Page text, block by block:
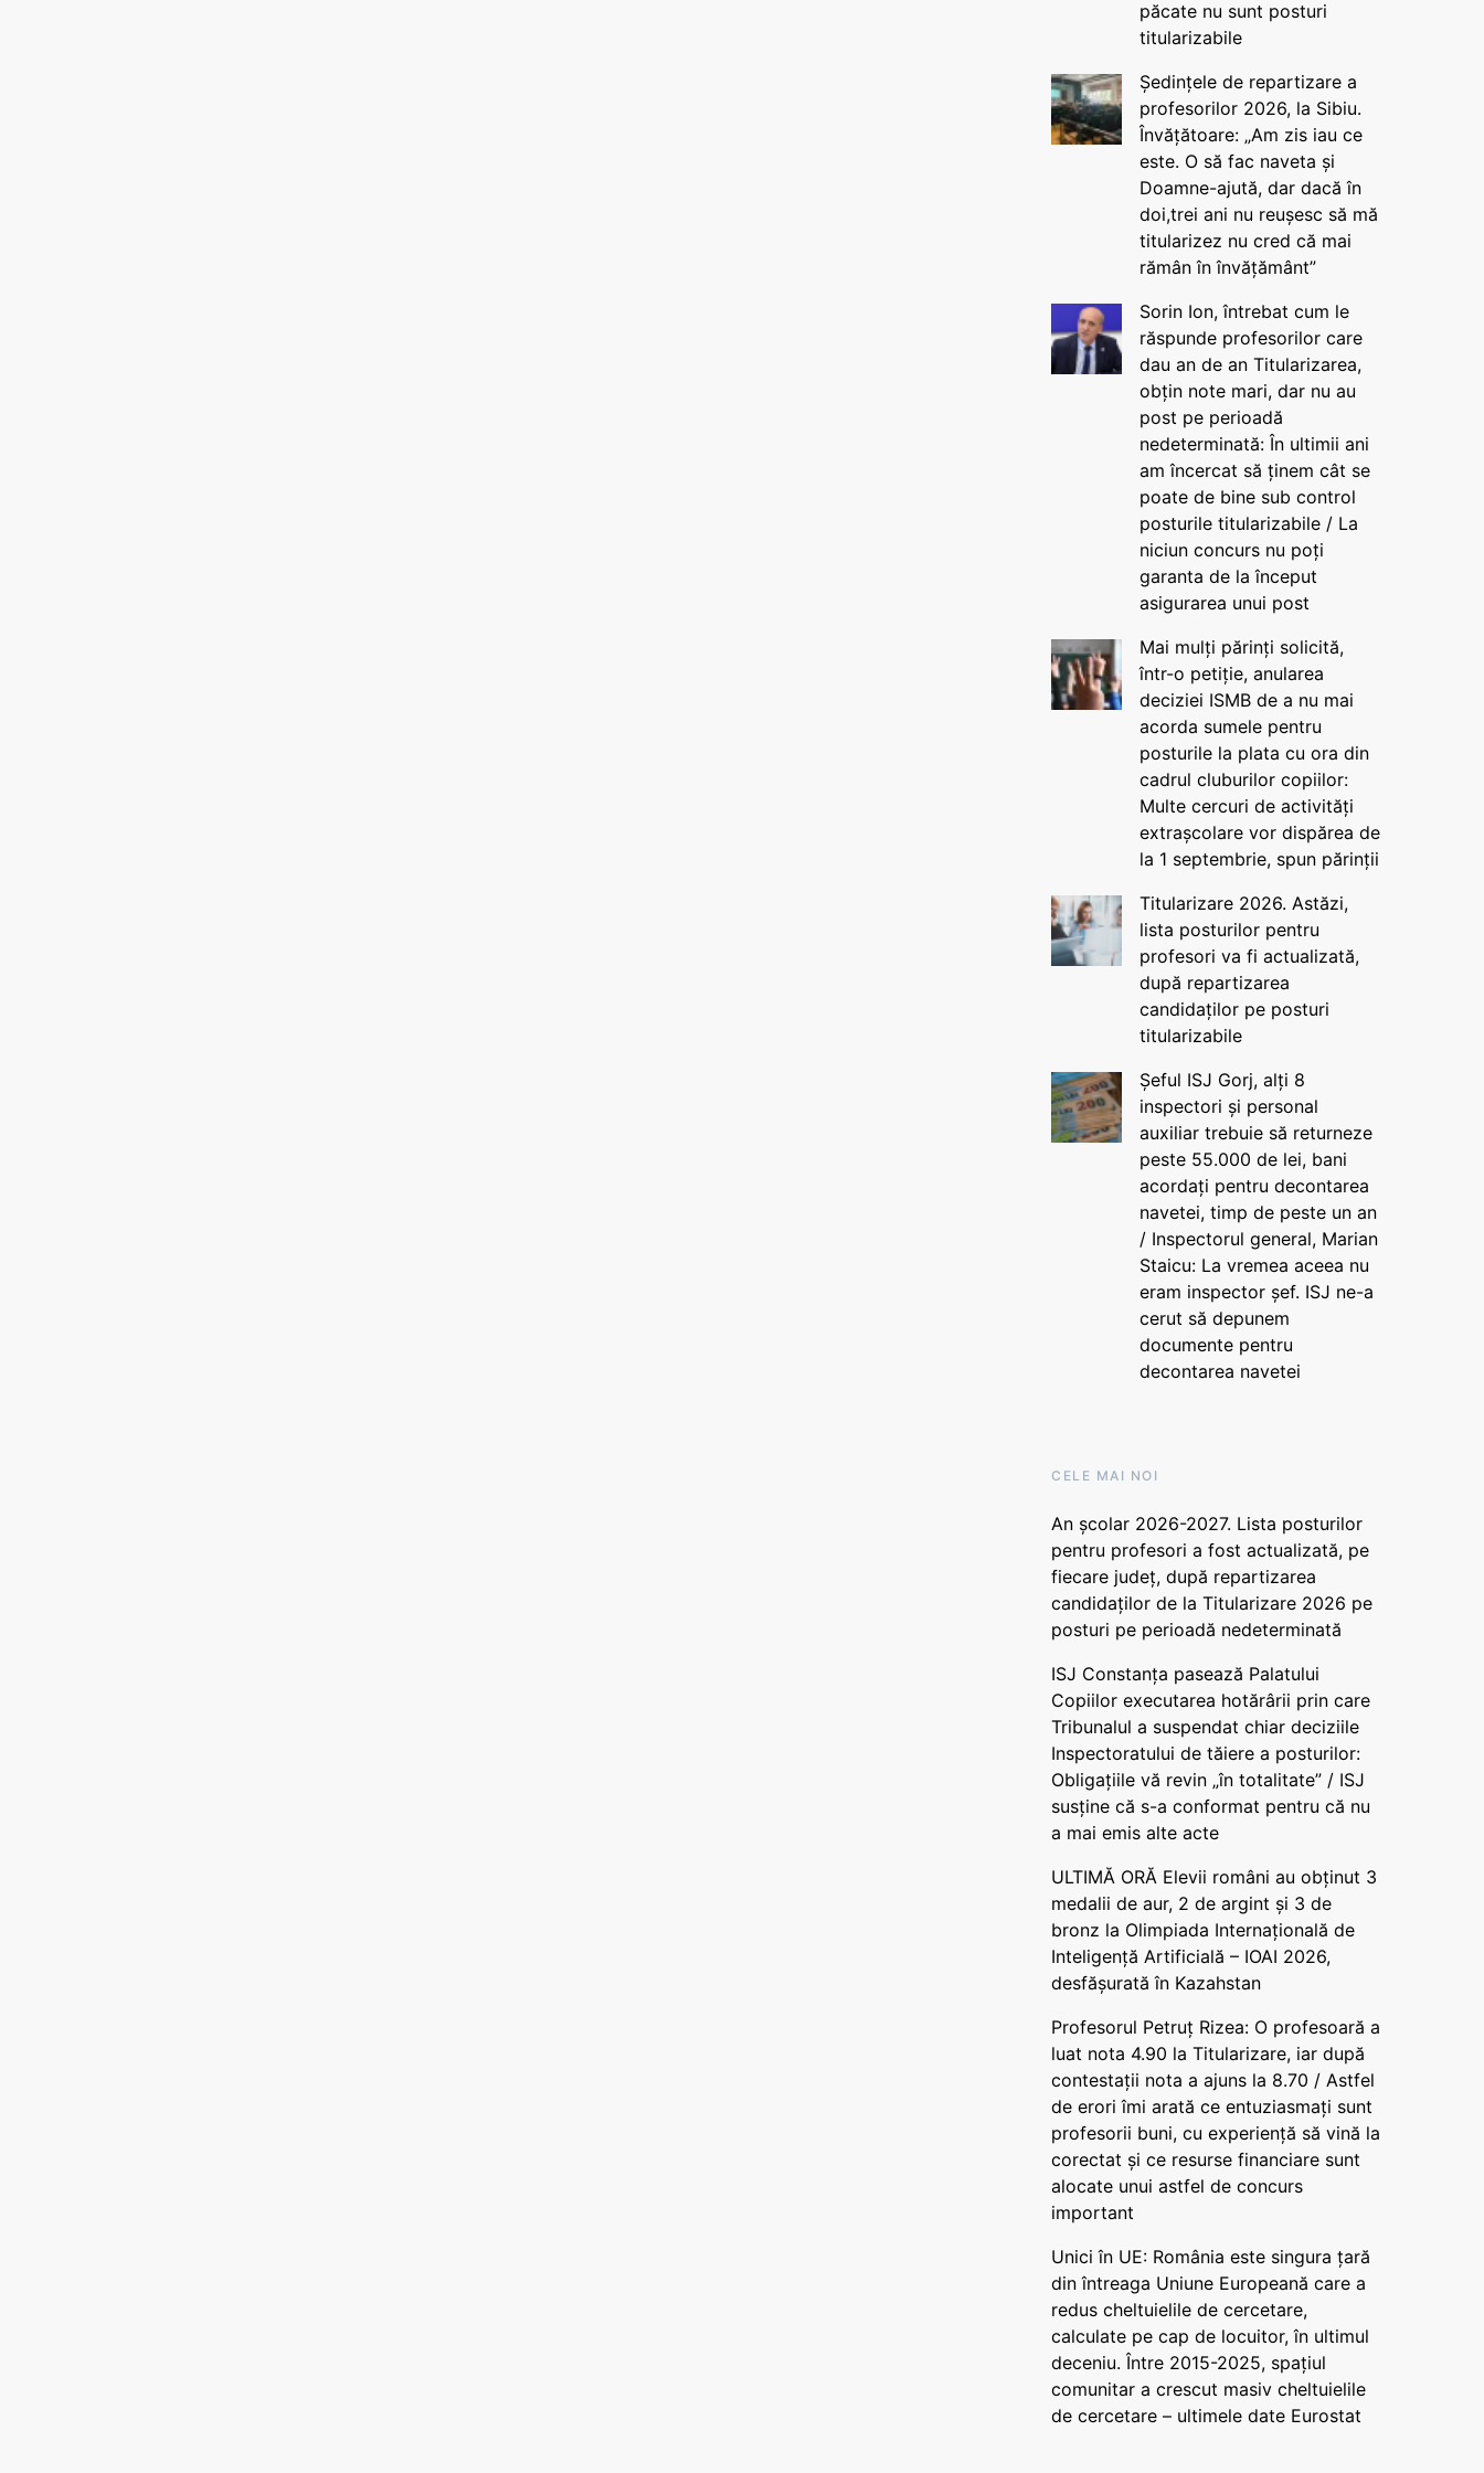
păcate nu sunt posturi
titularizabile
Ședințele de repartizare a
profesorilor 2026, la Sibiu.
Învățătoare: „Am zis iau ce
este. O să fac naveta și
Doamne-ajută, dar dacă în
doi,trei ani nu reușesc să mă
titularizez nu cred că mai
rămân în învățământ”
Sorin Ion, întrebat cum le
răspunde profesorilor care
dau an de an Titularizarea,
obțin note mari, dar nu au
post pe perioadă
nedeterminată: În ultimii ani
am încercat să ținem cât se
poate de bine sub control
posturile titularizabile / La
niciun concurs nu poți
garanta de la început
asigurarea unui post
Mai mulți părinți solicită,
într-o petiție, anularea
deciziei ISMB de a nu mai
acorda sumele pentru
posturile la plata cu ora din
cadrul cluburilor copiilor:
Multe cercuri de activități
extrașcolare vor dispărea de
la 1 septembrie, spun părinții
Titularizare 2026. Astăzi,
lista posturilor pentru
profesori va fi actualizată,
după repartizarea
candidaților pe posturi
titularizabile
Șeful ISJ Gorj, alți 8
inspectori și personal
auxiliar trebuie să returneze
peste 55.000 de lei, bani
acordați pentru decontarea
navetei, timp de peste un an
/ Inspectorul general, Marian
Staicu: La vremea aceea nu
eram inspector șef. ISJ ne-a
cerut să depunem
documente pentru
decontarea navetei
CELE MAI NOI
An școlar 2026-2027. Lista posturilor
pentru profesori a fost actualizată, pe
fiecare județ, după repartizarea
candidaților de la Titularizare 2026 pe
posturi pe perioadă nedeterminată
ISJ Constanța pasează Palatului
Copiilor executarea hotărârii prin care
Tribunalul a suspendat chiar deciziile
Inspectoratului de tăiere a posturilor:
Obligațiile vă revin „în totalitate” / ISJ
susține că s-a conformat pentru că nu
a mai emis alte acte
ULTIMĂ ORĂ Elevii români au obținut 3
medalii de aur, 2 de argint și 3 de
bronz la Olimpiada Internațională de
Inteligență Artificială – IOAI 2026,
desfășurată în Kazahstan
Profesorul Petruț Rizea: O profesoară a
luat nota 4.90 la Titularizare, iar după
contestații nota a ajuns la 8.70 / Astfel
de erori îmi arată ce entuziasmați sunt
profesorii buni, cu experiență să vină la
corectat și ce resurse financiare sunt
alocate unui astfel de concurs
important
Unici în UE: România este singura țară
din întreaga Uniune Europeană care a
redus cheltuielile de cercetare,
calculate pe cap de locuitor, în ultimul
deceniu. Între 2015-2025, spațiul
comunitar a crescut masiv cheltuielile
de cercetare – ultimele date Eurostat